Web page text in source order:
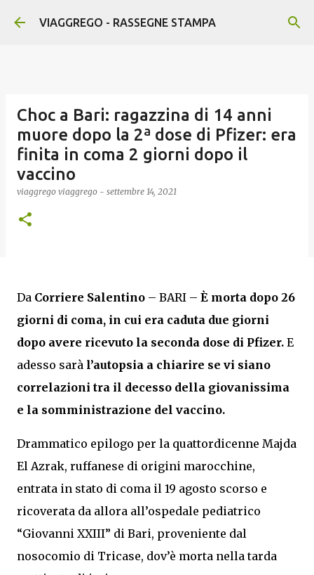
Passa ai contenuti principali
VIAGGREGO - RASSEGNE STAMPA
Choc a Bari: ragazzina di 14 anni
muore dopo la 2ª dose di Pfizer: era
finita in coma 2 giorni dopo il
vaccino
viaggrego viaggrego - settembre 14, 2021
Da Corriere Salentino – BARI – È morta dopo 26
giorni di coma, in cui era caduta due giorni
dopo avere ricevuto la seconda dose di Pfizer. E
adesso sarà l’autopsia a chiarire se vi siano
correlazioni tra il decesso della giovanissima
e la somministrazione del vaccino.
Drammatico epilogo per la quattordicenne Majda
El Azrak, ruffanese di origini marocchine,
entrata in stato di coma il 19 agosto scorso e
ricoverata da allora all’ospedale pediatrico
“Giovanni XXIII” di Bari, proveniente dal
nosocomio di Tricase, dov’è morta nella tarda